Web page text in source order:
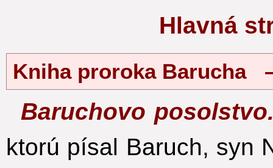
Hlavná
Kniha proroka Barucha
Baruchovo
ktorú písal Baruch, syn